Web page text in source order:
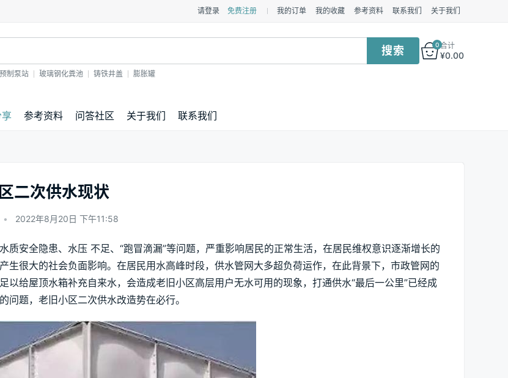
请登录 免费注册 我的订单 我的收藏 参考资料 联系我们 关于我们
预制泵站 玻璃钢化粪池 铸铁井盖 膨胀罐
0合计
¥0.00
参考资料 问答社区 关于我们 联系我们
二次供水现状
• 2022年8月20日 下午11:58
质安全隐患、水压 不足、“跑冒滴漏”等问题，严重影响居民的正常生活，在居民维权意识逐渐增长的
生很大的社会负面影响。在居民用水高峰时段，供水管网大多超负荷运作，在此背景下，市政管网的
以给屋顶水箱补充自来水，会造成老旧小区高层用户无水可用的现象，打通供水“最后一公里”已经成
问题，老旧小区二次供水改造势在必行。